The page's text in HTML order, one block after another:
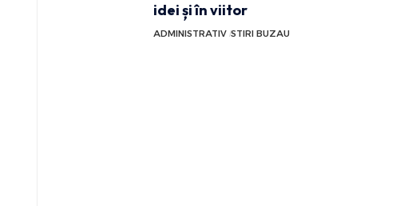
idei și în viitor
ADMINISTRATIV STIRI BUZAU